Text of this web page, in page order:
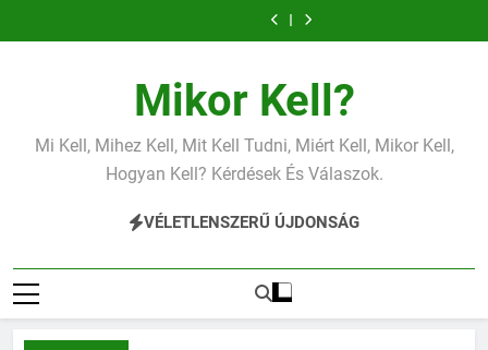
a
Mikor Kell?
Mi Kell, Mihez Kell, Mit Kell Tudni, Miért Kell, Mikor Kell,
Hogyan Kell? Kérdések És Válaszok.
VÉLETLENSZERŰ ÚJDONSÁG